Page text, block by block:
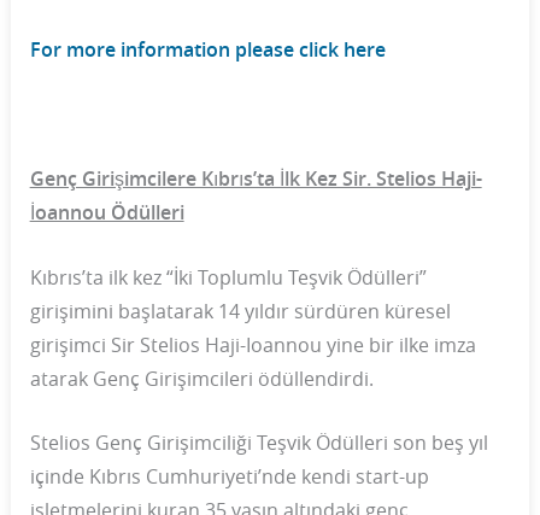
For more information please click here
Genç Girişimcilere Kıbrıs’ta İlk Kez Sir. Stelios Haji-
İoannou Ödülleri
Kıbrıs’ta ilk kez “İki Toplumlu Teşvik Ödülleri”
girişimini başlatarak 14 yıldır sürdüren küresel
girişimci Sir Stelios Haji-Ioannou yine bir ilke imza
atarak Genç Girişimcileri ödüllendirdi.
Stelios Genç Girişimciliği Teşvik Ödülleri son beş yıl
içinde Kıbrıs Cumhuriyeti’nde kendi start-up